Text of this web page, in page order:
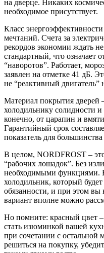
на дверце. Никаких
необходимое присутствует.
Класс
мечтаний. Счета за
рекордов экономии ждать
стандартный, что означает
“наворотов”. Работает,
заявлен на отметке 41 дБ.
не “реактивный двигатель”
Материал покрытия дверей
холодильнику солидности
конечно, от царапин и
Гарантийный срок
показатель для
В целом, NORDFROST –
“рабочих лошадок”. Без
необходимыми функциями.
холодильник, который
обязанности, и при этом вы
вариант вполне можно
Но помните: красный цвет
стать изюминкой вашей
при сочетании с остальной
решиться на покупку,